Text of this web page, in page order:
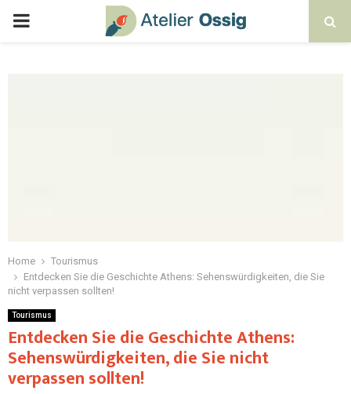
Home
Tourismus
Entdecken Sie die Geschichte Athens: Sehenswürdigkeiten, die Sie
nicht verpassen sollten!
Tourismus
Entdecken Sie die Geschichte Athens:
Sehenswürdigkeiten, die Sie nicht
verpassen sollten!